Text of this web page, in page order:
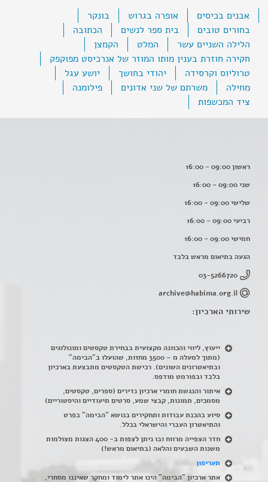
אבנים בכיסים אופרה בגרוש
בונקר
בחורים טובים
בית ספר לנשים
הכתובה
הלילה השניים עשר
המלט
הקמצן
חקירה חוזרת בענין מותו המוזר של אנרכיסט מפוקפק
טרוליוס וקרסידה
יהודי בחושך
יושע עגל
מחילה
משרתם של שני אדונים
פילומנה
ציד המכשפות
ראשון 09:00 - 16:00
שני 09:00 - 16:00
שלישי 09:00 - 16:00
רביעי 09:00 - 16:00
חמישי 09:00 - 16:00
הגעה בתיאום מראש בלבד
03-5266720
archive@habima.org.il
שירותי הארכיון:
ייעוץ, ליווי והכוונה מקצועית בבחירת טקסטים ומונולוגים
(מתוך למעלה מ – 3500 מחזות, שהועלו ב"הבימה"
ובתיאטרונים השונים). רכישת הטקסטים מתבצעת בארכיון
בלבד ובפורמט מודפס.
איתור והנגשת חומרי ארכיון נדירים (ספרים, טקסטים,
מסמכים, תמונות, קבצי שמע, סרטים תיעודיים והיסטוריים)
סיוע בהכנת עבודות ותחקירים בנושא "הבימה" בפרט
והתיאטרון העברי והישראלי בכלל.
חדר הצפייה מרווח ובו ניתן לצפות ב- 400 הצגות מצולמות
משנות השבעים והלאה (בתיאום מראש!)
תעריפון
אתר ארכיון "הבימה" הינו אתר לימוד ומחקר שאיננו מסחרי,